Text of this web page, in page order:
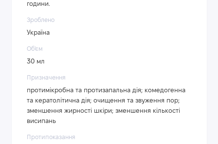
години.
Зроблено
Україна
Об'єм
30 мл
Призначення
протимікробна та протизапальна дія; комедогенна
та кератолітична дія; очищення та звуження пор;
зменшення жирності шкіри; зменшення кількості
висипань
Протипоказання